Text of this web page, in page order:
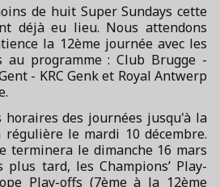
de huit Super Sundays cette
déjà eu lieu. Nous attendons
la 12ème journée avec les
au programme : Club Brugge -
- KRC Genk et Royal Antwerp
horaires des journées jusqu'à la
le mardi 10 décembre.
terminera le dimanche 16 mars
plus tard, les Champions’ Play-
Play-offs (7ème à la 12ème